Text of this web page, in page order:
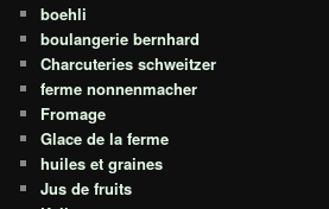
boehli
boulangerie bernhard
Charcuteries schweitzer
ferme nonnenmacher
Fromage
Glace de la ferme
huiles et graines
Jus de fruits